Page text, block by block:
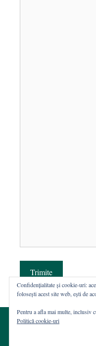
Trimite
Confidențialitate și cookie-uri:
folosești acest site web, ești de
Pentru a afla mai multe, inclusiv
Politică cookie-uri